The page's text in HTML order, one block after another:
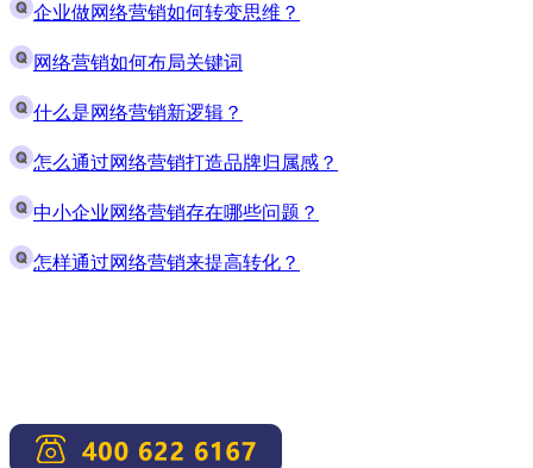
企业做网络营销如何转变思维？
网络营销如何布局关键词
什么是网络营销新逻辑？
怎么通过网络营销打造品牌归属感？
中小企业网络营销存在哪些问题？
怎样通过网络营销来提高转化？